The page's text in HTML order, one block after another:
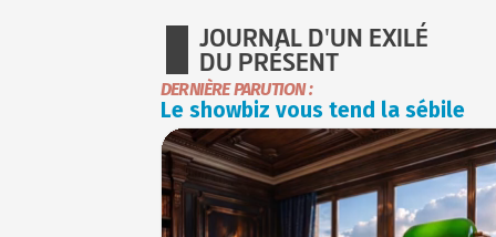
JOURNAL D'UN EXILÉ
DU PRÉSENT
DERNIÈRE PARUTION :
Le showbiz vous tend la sébile